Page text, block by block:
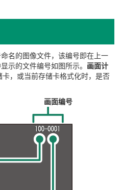
名的图像文件，该编号即在上一
示的文件编号如图所示。 画面计
，或当前存储卡格式化时，是否
画面编号